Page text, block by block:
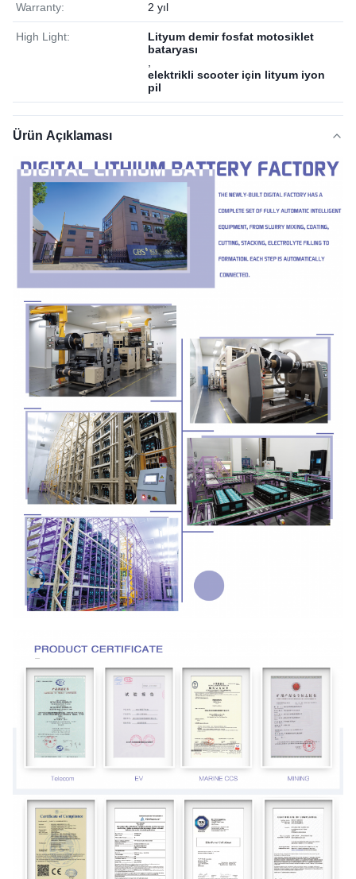
Warranty: 2 yıl
High Light:
Lityum demir fosfat motosiklet
bataryası
elektrikli scooter için lityum iyon
pil
Ürün Açıklaması